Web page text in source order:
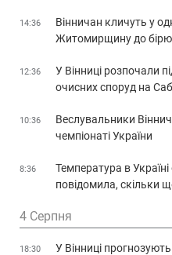
14:36
Вінничан кличуть у
Житомирщину до
12:36
У Вінниці розпочали
очисних споруд на
10:36
Веслувальники
чемпіонаті України
8:36
Температура в
повідомила, скільки
4 Серпня
18:30
У Вінниці